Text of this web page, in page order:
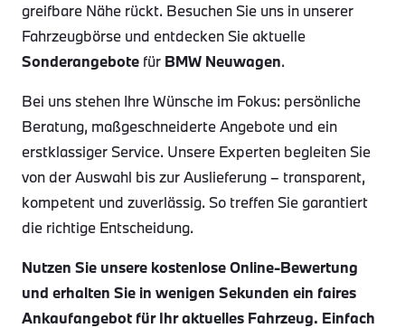
greifbare Nähe rückt. Besuchen Sie uns in unserer
Fahrzeugbörse und entdecken Sie aktuelle
Sonderangebote für BMW Neuwagen.
Bei uns stehen Ihre Wünsche im Fokus: persönliche
Beratung, maßgeschneiderte Angebote und ein
erstklassiger Service. Unsere Experten begleiten Sie
von der Auswahl bis zur Auslieferung – transparent,
kompetent und zuverlässig. So treffen Sie garantiert
die richtige Entscheidung.
Nutzen Sie unsere kostenlose Online-Bewertung
und erhalten Sie in wenigen Sekunden ein faires
Ankaufangebot für Ihr aktuelles Fahrzeug. Einfach